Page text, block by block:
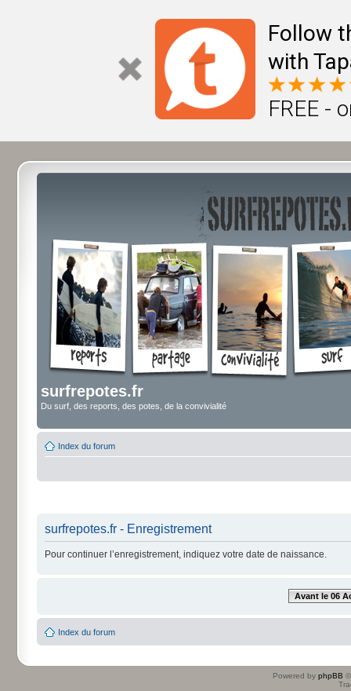
Follow
with
FREE -
surfrepotes.fr
Du surf, des reports, des potes, de la convivialité
Index du forum
surfrepotes.fr - Enregistrement
Pour continuer l’enregistrement, indiquez votre date de naissance.
Avant le 06
Index du forum
Powered by phpBB